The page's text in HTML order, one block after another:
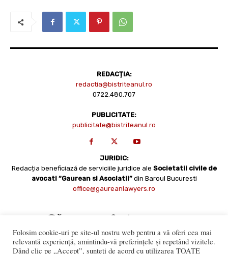
REDACȚIA:
redactia@bistriteanul.ro
0722.480.707
PUBLICITATE:
publicitate@bistriteanul.ro
JURIDIC:
Redacția beneficiază de serviciile juridice ale Societatii civile de
avocati “Gaurean si Asociatii” din Baroul Bucuresti
office@gaureanlawyers.ro
Folosim cookie-uri pe site-ul nostru web pentru a vă oferi cea mai
relevantă experiență, amintindu-vă preferințele și repetând vizitele.
Dând clic pe „Accept”, sunteți de acord cu utilizarea TOATE